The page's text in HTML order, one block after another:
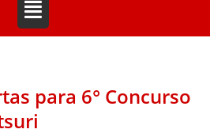
para 6° Concurso